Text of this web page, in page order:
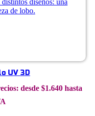
UV 3D
desde $1.640 hasta